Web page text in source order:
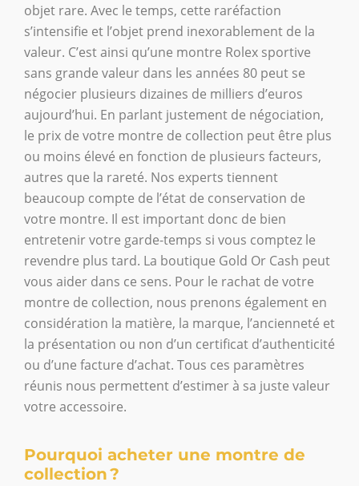
objet rare. Avec le temps, cette raréfaction
s’intensifie et l’objet prend inexorablement de la
valeur. C’est ainsi qu’une montre Rolex sportive
sans grande valeur dans les années 80 peut se
négocier plusieurs dizaines de milliers d’euros
aujourd’hui. En parlant justement de négociation,
le prix de votre montre de collection peut être plus
ou moins élevé en fonction de plusieurs facteurs,
autres que la rareté. Nos experts tiennent
beaucoup compte de l’état de conservation de
votre montre. Il est important donc de bien
entretenir votre garde-temps si vous comptez le
revendre plus tard. La boutique Gold Or Cash peut
vous aider dans ce sens. Pour le rachat de votre
montre de collection, nous prenons également en
considération la matière, la marque, l’ancienneté et
la présentation ou non d’un certificat d’authenticité
ou d’une facture d’achat. Tous ces paramètres
réunis nous permettent d’estimer à sa juste valeur
votre accessoire.
Pourquoi acheter une montre de
collection ?